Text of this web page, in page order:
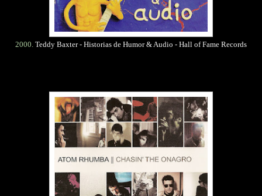
2000. Teddy Baxter - Historias de Humor & Audio - Hall of Fame Records